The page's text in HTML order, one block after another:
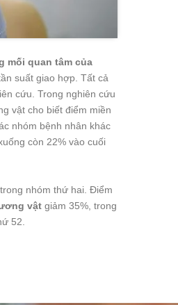
mối quan tâm của
suất giao hợp. Tất cả
cứu. Trong nghiên cứu
vật cho biết điểm miền
nhóm bệnh nhân khác
còn 22% vào cuối
nhóm thứ hai. Điểm
vật giảm 35%, trong
52.